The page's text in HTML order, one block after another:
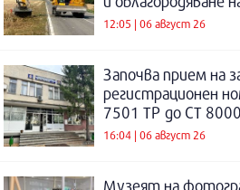
12:05 | 06 август 26
Започва прием на
регистрационен
7501 ТР до СТ
16:04 | 06 август 26
Музеят на